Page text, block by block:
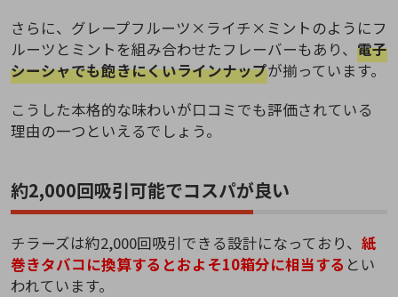
さらに、グレープフルーツ×ライチ×ミントのようにフ
ルーツとミントを組み合わせたフレーバーもあり、 電子
シーシャでも飽きにくいラインナップが揃っています。
こうした本格的な味わいが口コミでも評価されている
理由の一つといえるでしょう。
約2,000回吸引可能でコスパが良い
チラーズは約2,000回吸引できる設計になっており、 紙
巻きタバコに換算するとおよそ10箱分に相当する とい
われています。